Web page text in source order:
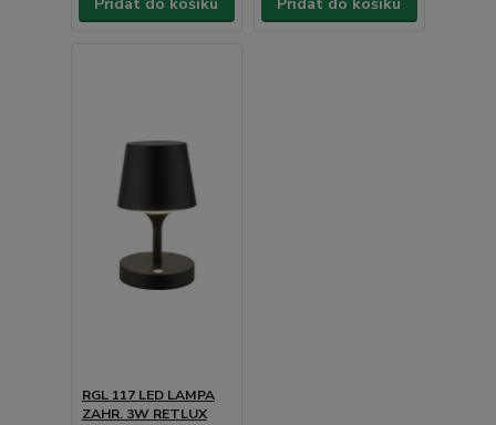
RGL 117 LED LAMPA
ZAHR. 3W RETLUX